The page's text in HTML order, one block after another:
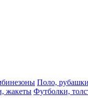
Поло,
жакеты Футболки,